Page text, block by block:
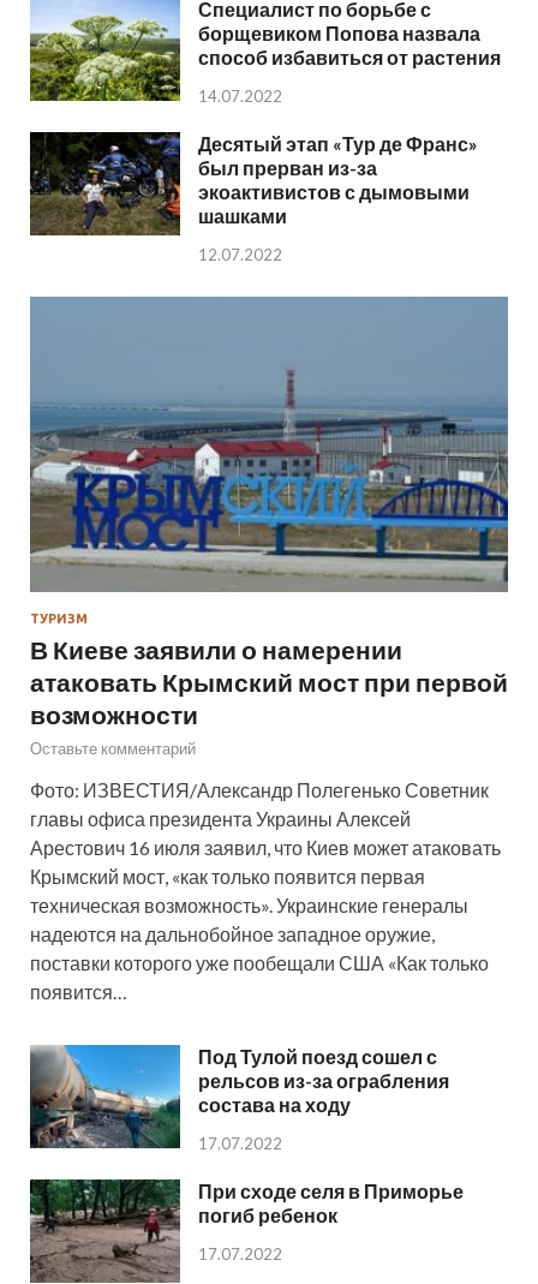
Специалист по борьбе с
борщевиком Попова назвала
способ избавиться от растения
14.07.2022
Десятый этап «Тур де Франс»
был прерван из-за
экоактивистов с дымовыми
шашками
12.07.2022
ТУРИЗМ
В Киеве заявили о намерении
атаковать Крымский мост при первой
возможности
Оставьте комментарий
Фото: ИЗВЕСТИЯ/Александр Полегенько Советник
главы офиса президента Украины Алексей
Арестович 16 июля заявил, что Киев может атаковать
Крымский мост, «как только появится первая
техническая возможность». Украинские генералы
надеются на дальнобойное западное оружие,
поставки которого уже пообещали США «Как только
появится…
Под Тулой поезд сошел с
рельсов из-за ограбления
состава на ходу
17.07.2022
При сходе селя в Приморье
погиб ребенок
17.07.2022